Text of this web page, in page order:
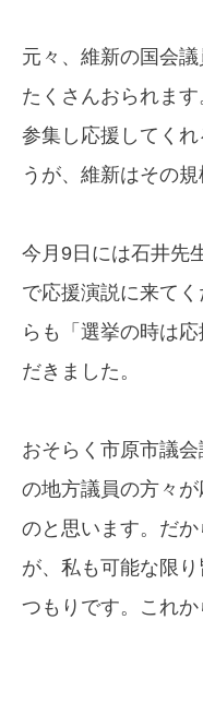
元々、維新の国会
たくさんおられま
参集し応援してく
うが、維新はその規
今月9日には石井先
で応援演説に来て
らも「選挙の時は
だきました。
おそらく市原市議
の地方議員の方々
のと思います。だ
が、私も可能な限
つもりです。これか